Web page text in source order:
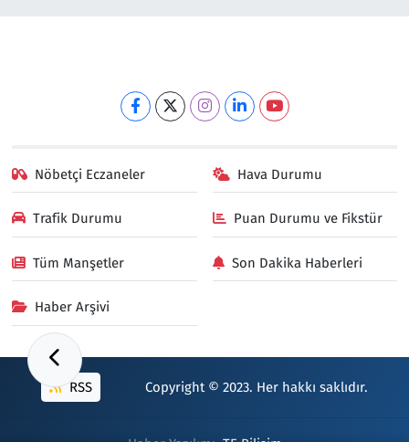
Nöbetçi Eczaneler Hava Durumu
Trafik Durumu Puan Durumu ve Fikstür
Tüm Manşetler Son Dakika Haberleri
Haber Arşivi
RSS Copyright © 2023. Her hakkı saklıdır.